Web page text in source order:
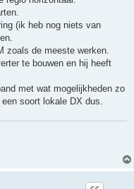
(ik heb nog niets van
zoals de meeste werken.
te bouwen en hij heeft
met wat mogelijkheden zo
soort lokale DX dus.